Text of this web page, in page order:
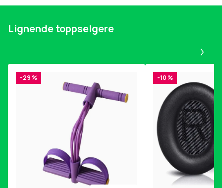
Lignende toppselgere
-29 % -10 %